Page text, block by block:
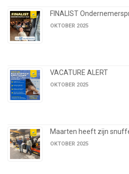
FINALIST
OKTOBER 2025
VACATURE ALERT
OKTOBER 2025
Maarten heeft zijn
OKTOBER 2025